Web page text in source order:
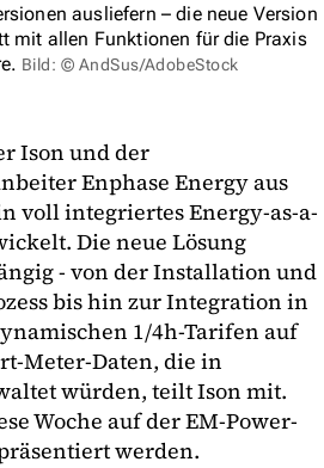
ausliefern – die neue Version
mit allen Funktionen für die Praxis
Bild: © AndSus/AdobeStock
Ison und der
Enphase Energy aus
voll integriertes Energy-as-a-
Die neue Lösung
- von der Installation und
bis hin zur Integration in
1/4h-Tarifen auf
Meter-Daten, die in
würden, teilt Ison mit.
Woche auf der EM-Power-
werden.